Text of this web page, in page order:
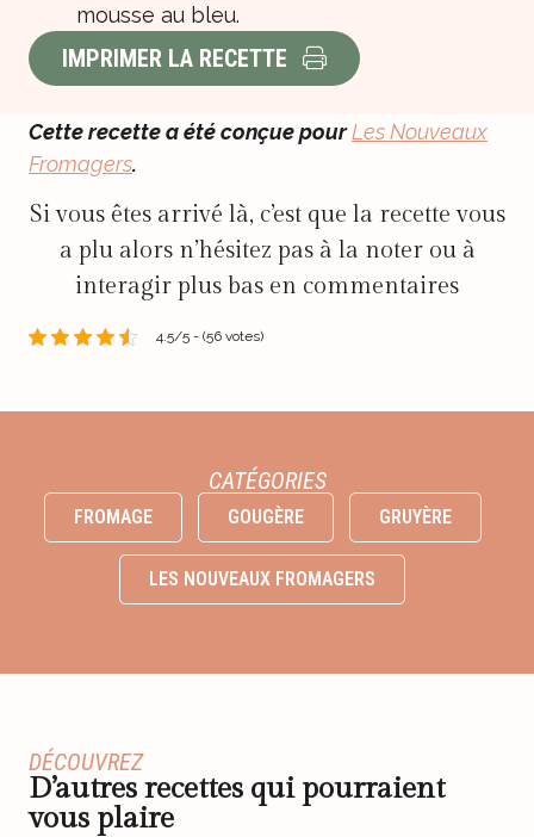
mousse au bleu.
IMPRIMER LA RECETTE
Cette recette a été conçue pourLes Nouveaux
Fromagers.
Si vous êtes arrivé là, c’est que la recette vous
a plu alors n’hésitez pas à la noter ou à
interagir plus bas en commentaires
4.5/5 - (56 votes)
CATÉGORIES
FROMAGE GOUGÈRE GRUYÈRE
LES NOUVEAUX FROMAGERS
DÉCOUVREZ
D’autres recettes qui pourraient
vous plaire